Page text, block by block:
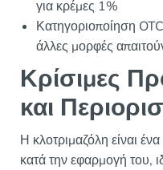
για κρέμες 1%
Κατηγοριοποίηση
άλλες μορφές
Κρίσιμες
και
Η κλοτριμαζόλη είναι
κατά την εφαρμογή του,